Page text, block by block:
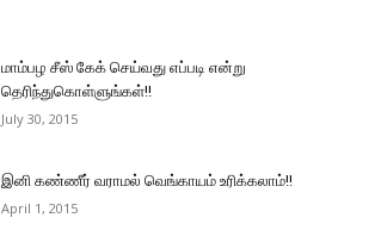
மாம்பழ சீஸ் கேக் செய்வது எப்படி என்று
தெரிந்துகொள்ளுங்கள்!!
July 30, 2015
இனி கண்ணீர் வராமல் வெங்காயம் உரிக்கலாம்!!
April 1, 2015